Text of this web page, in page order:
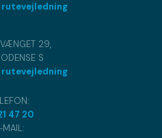
rutevejledning
29,
S
rutevejledning
47 20
MAIL: